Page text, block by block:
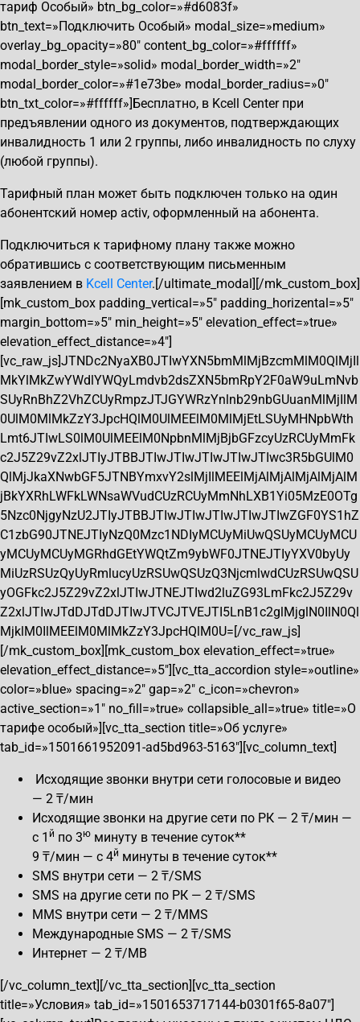
тариф Особый» btn_bg_color=»#d6083f»
btn_text=»Подключить Особый» modal_size=»medium»
overlay_bg_opacity=»80″ content_bg_color=»#ffffff»
modal_border_style=»solid» modal_border_width=»2″
modal_border_color=»#1e73be» modal_border_radius=»0″
btn_txt_color=»#ffffff»]Бесплатно, в Kcell Center при
предъявлении одного из документов, подтверждающих
инвалидность 1 или 2 группы, либо инвалидность по слуху
(любой группы).
Тарифный план может быть подключен только на один
абонентский номер activ, оформленный на абонента.
Подключиться к тарифному плану также можно
обратившись с соответствующим письменным
заявлением в Kcell Center.[/ultimate_modal][/mk_custom_box]
[mk_custom_box padding_vertical=»5″ padding_horizental=»5″
margin_bottom=»5″ min_height=»5″ elevation_effect=»true»
elevation_effect_distance=»4″]
[vc_raw_js]JTNDc2NyaXB0JTIwYXN5bmMlMjBzcmMlM0QlMjIl
MkYlMkZwYWdlYWQyLmdvb2dsZXN5bmRpY2F0aW9uLmNvb
SUyRnBhZ2VhZCUyRmpzJTJGYWRzYnlnb29nbGUuanMlMjIlM
0UlM0MlMkZzY3JpcHQlM0UlMEElM0MlMjEtLSUyMHNpbWth
Lmt6JTIwLS0lM0UlMEElM0NpbnMlMjBjbGFzcyUzRCUyMmFk
c2J5Z29vZ2xlJTIyJTBBJTIwJTIwJTIwJTIwJTIwc3R5bGUlM0
QlMjJkaXNwbGF5JTNBYmxvY2slMjIlMEElMjAlMjAlMjAlMjAlM
jBkYXRhLWFkLWNsaWVudCUzRCUyMmNhLXB1Yi05MzE0OTg
5Nzc0NjgyNzU2JTIyJTBBJTIwJTIwJTIwJTIwJTIwZGF0YS1hZ
C1zbG90JTNEJTIyNzQ0Mzc1NDIyMCUyMiUwQSUyMCUyMCU
yMCUyMCUyMGRhdGEtYWQtZm9ybWF0JTNEJTIyYXV0byUy
MiUzRSUzQyUyRmlucyUzRSUwQSUzQ3NjcmlwdCUzRSUwQSU
yOGFkc2J5Z29vZ2xlJTIwJTNEJTIwd2luZG93LmFkc2J5Z29v
Z2xlJTIwJTdDJTdDJTIwJTVCJTVEJTI5LnB1c2glMjglN0IlN0Ql
MjklM0IlMEElM0MlMkZzY3JpcHQlM0U=[/vc_raw_js]
[/mk_custom_box][mk_custom_box elevation_effect=»true»
elevation_effect_distance=»5″][vc_tta_accordion style=»outline»
color=»blue» spacing=»2″ gap=»2″ c_icon=»chevron»
active_section=»1″ no_fill=»true» collapsible_all=»true» title=»О
тарифе особый»][vc_tta_section title=»Об услуге»
tab_id=»1501661952091-ad5bd963-5163″][vc_column_text]
Исходящие звонки внутри сети голосовые и видео
— 2 ₸/мин
Исходящие звонки на другие сети по РК — 2 ₸/мин —
с 1 й по 3ю минуту в течение суток**
9 ₸/мин — с 4й минуты в течение суток**
SMS внутри сети — 2 ₸/SMS
SMS на другие сети по РК — 2 ₸/SMS
MMS внутри сети — 2 ₸/MMS
Международные SMS — 2 ₸/SMS
Интернет — 2 ₸/MB
[/vc_column_text][/vc_tta_section][vc_tta_section
title=»Условия» tab_id=»1501653717144-b0301f65-8a07″]